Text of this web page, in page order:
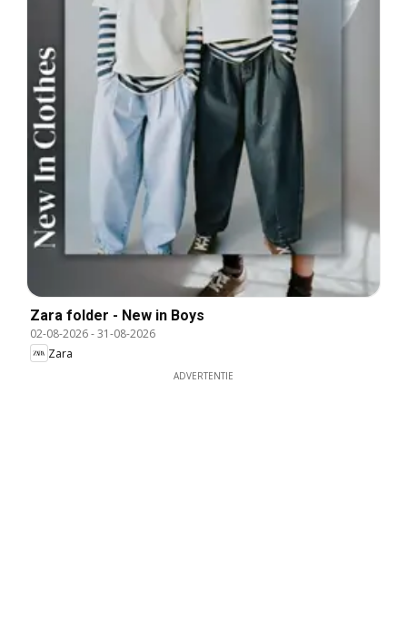
Zara folder - New in Boys
02-08-2026-31-08-2026
Zara
ADVERTENTIE